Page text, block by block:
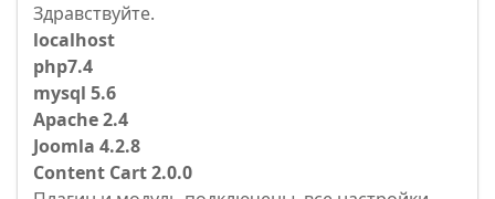
Здравствуйте.
localhost
php7.4
mysql 5.6
Apache 2.4
Joomla 4.2.8
Content Cart 2.0.0